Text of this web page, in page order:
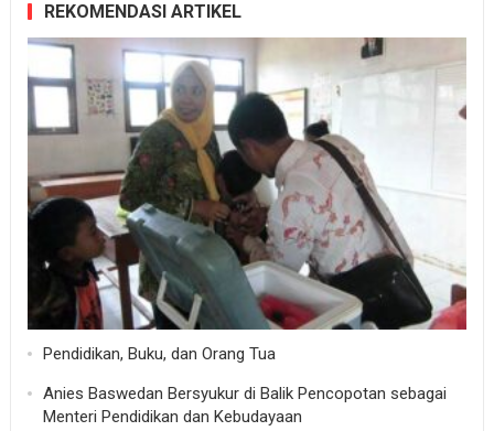
REKOMENDASI ARTIKEL
Pendidikan, Buku, dan Orang Tua
Anies Baswedan Bersyukur di Balik Pencopotan sebagai
Menteri Pendidikan dan Kebudayaan